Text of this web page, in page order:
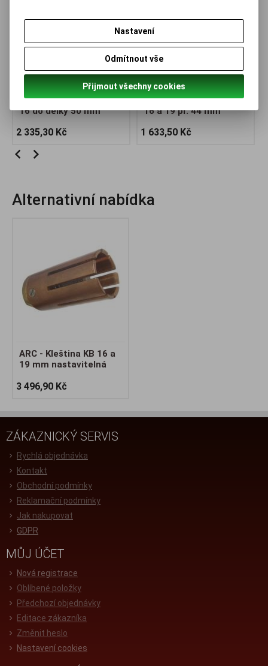
Držák ker. kroužků KB
16 do délky 50 mm
2 335,30 Kč
Držák ker. kroužků KB
16 a 19 pr. 44 mm
1 633,50 Kč
Alternativní nabídka
ARC - Kleština KB 16 a
19 mm nastavitelná
3 496,90 Kč
ZÁKAZNICKÝ SERVIS
Rychlá objednávka
Kontakt
Obchodní podmínky
Reklamační podmínky
Jak nakupovat
GDPR
MŮJ ÚČET
Nová registrace
Oblíbené položky
Předchozí objednávky
Editace zákazníka
Změnit heslo
Nastavení cookies
Nastavení
Odmítnout vše
Přijmout všechny cookies